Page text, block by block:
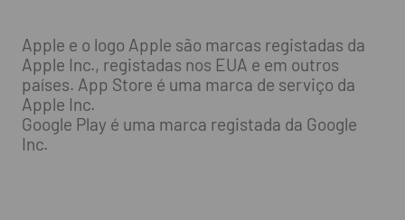
Apple e o logo Apple são marcas registadas da
Apple Inc., registadas nos EUA e em outros
países. App Store é uma marca de serviço da
Apple Inc.
Google Play é uma marca registada da Google
Inc.